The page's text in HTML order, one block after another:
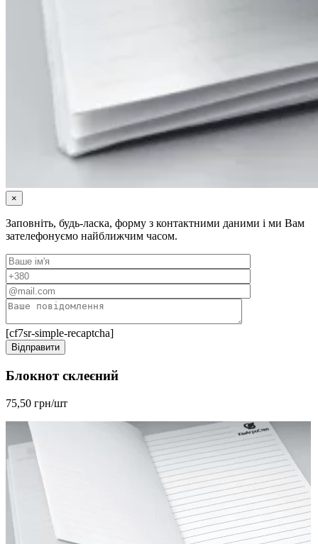
×
Заповніть, будь-ласка, форму з контактними даними і ми Вам
зателефонуємо найближчим часом.
[cf7sr-simple-recaptcha]
Блокнот склеєний
75,50 грн/шт